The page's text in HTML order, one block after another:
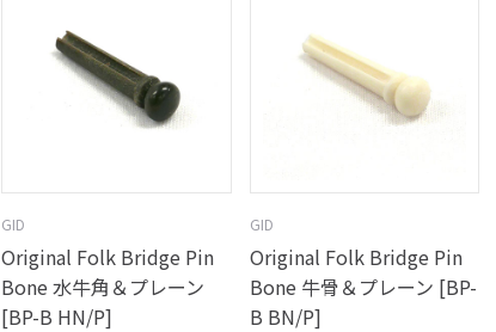
GID
Original Folk Bridge Pin
Bone 水牛角＆プレーン
[BP-B HN/P]
GID
Original Folk Bridge Pin
Bone 牛骨＆プレーン [BP-
B BN/P]